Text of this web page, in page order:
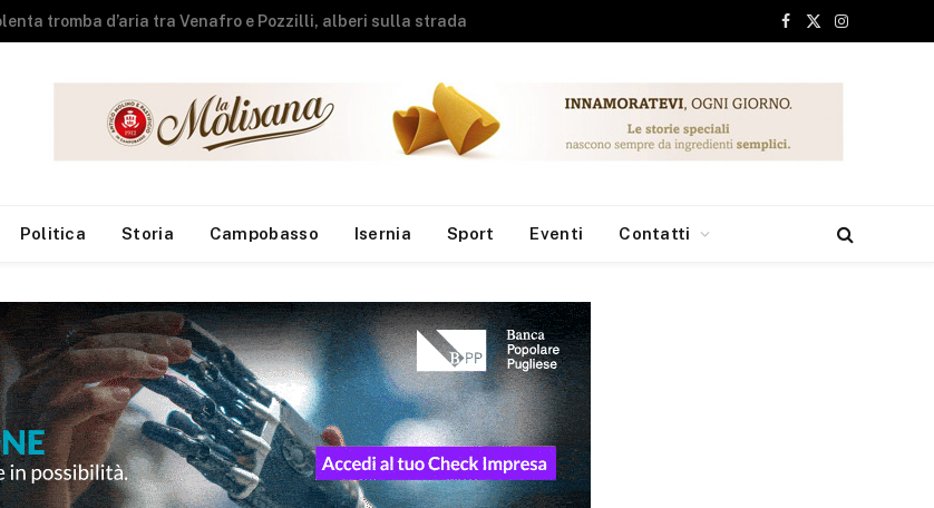
A fuoco rimessa agricola, messi in salvo gli animali
Facebook
X
Instagram
Politica Storia Campobasso Isernia Sport Eventi Contatti